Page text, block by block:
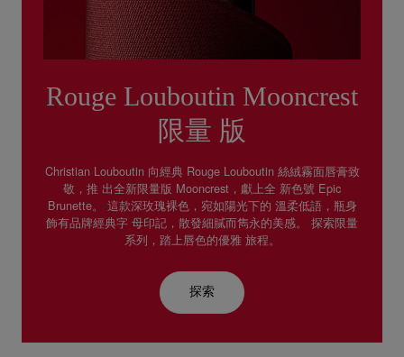
Rouge Louboutin Mooncrest
限量 版
Christian Louboutin 向經典 Rouge Louboutin 絲絨霧⾯唇膏致
敬，推 出全新限量版 Mooncrest，獻上全 新⾊號 Epic
Brunette。 這款深玫瑰裸⾊，宛如陽光下的 溫柔低語，瓶⾝
飾有品牌經典字 ⺟印記，散發細膩⽽雋永的美感。 探索限量
系列，踏上唇⾊的優雅 旅程。
探索